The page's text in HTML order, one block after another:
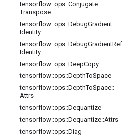
tensorflow::ops::Conjugate
Transpose
tensorflow::ops::DebugGradient
Identity
tensorflow::ops::DebugGradientRef
Identity
tensorflow::ops::DeepCopy
tensorflow::ops::DepthToSpace
tensorflow::ops::DepthToSpace::
Attrs
tensorflow::ops::Dequantize
tensorflow::ops::Dequantize::Attrs
tensorflow::ops::Diag